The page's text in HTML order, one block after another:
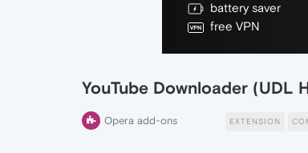
battery saver
free VPN
YouTube Downloader (UDL
Opera add-ons EXTENSION